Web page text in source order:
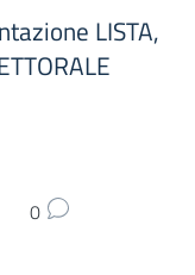
LISTA,
0